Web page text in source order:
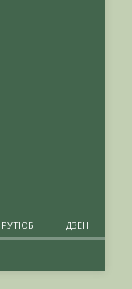
РУТЮБ ДЗЕН